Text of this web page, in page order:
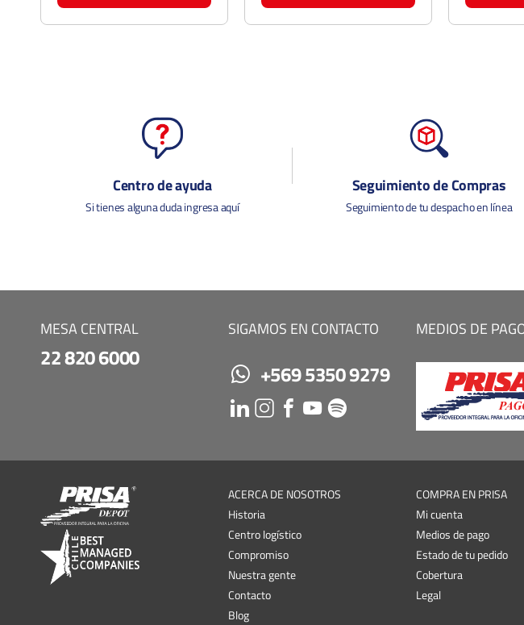
Centro de ayuda
Si tienes alguna duda ingresa aquí
Seguimiento de Compras
Seguimiento de tu despacho en línea
MESA CENTRAL
22 820 6000
SIGAMOS EN CONTACTO
+569 5350 9279
MEDIOS DE
ACERCA DE NOSOTROS
Historia
Centro logístico
Compromiso
Nuestra gente
Contacto
Blog
COMPRA EN PRISA
Mi cuenta
Medios de pago
Estado de tu pedido
Cobertura
Legal